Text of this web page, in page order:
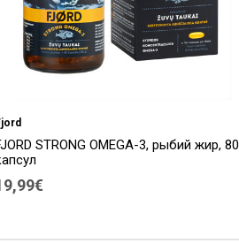
STRONG OMEGA-3, рыбий жир, 80